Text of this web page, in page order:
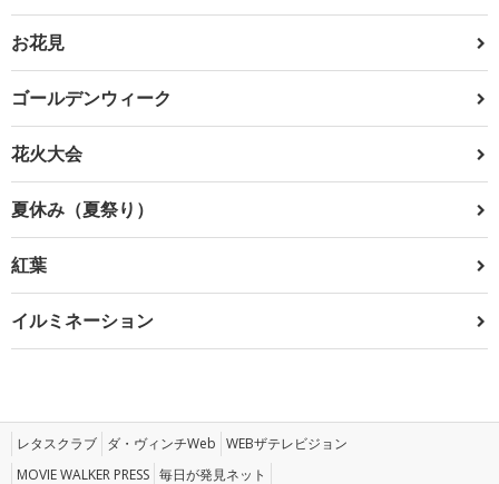
お花見
ゴールデンウィーク
花火大会
夏休み（夏祭り）
紅葉
イルミネーション
レタスクラブ ダ・ヴィンチWeb WEBザテレビジョン
MOVIE WALKER PRESS 毎日が発見ネット